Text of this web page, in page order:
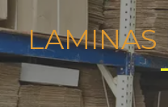
LAMINAS